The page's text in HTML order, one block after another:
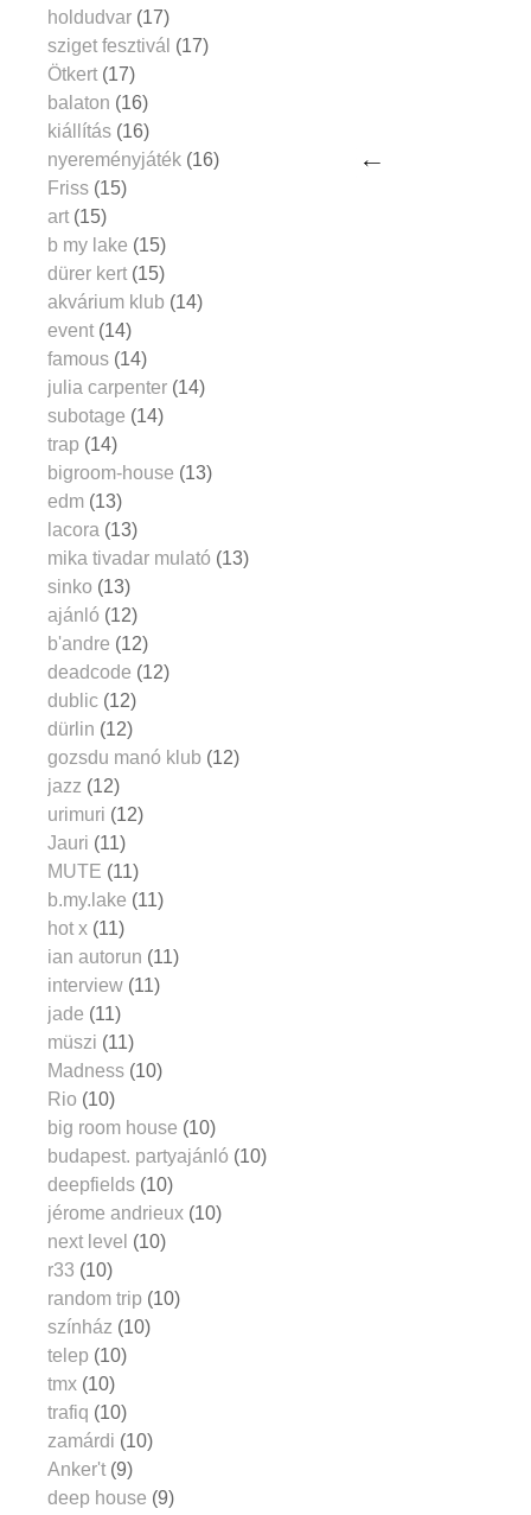
holdudvar (17)
sziget fesztivál (17)
Ötkert (17)
balaton (16)
kiállítás (16)
nyereményjáték (16)
Friss (15)
art (15)
b my lake (15)
dürer kert (15)
akvárium klub (14)
event (14)
famous (14)
julia carpenter (14)
subotage (14)
trap (14)
bigroom-house (13)
edm (13)
lacora (13)
mika tivadar mulató (13)
sinko (13)
ajánló (12)
b'andre (12)
deadcode (12)
dublic (12)
dürlin (12)
gozsdu manó klub (12)
jazz (12)
urimuri (12)
Jauri (11)
MUTE (11)
b.my.lake (11)
hot x (11)
ian autorun (11)
interview (11)
jade (11)
müszi (11)
Madness (10)
Rio (10)
big room house (10)
budapest. partyajánló (10)
deepfields (10)
jérome andrieux (10)
next level (10)
r33 (10)
random trip (10)
színház (10)
telep (10)
tmx (10)
trafiq (10)
zamárdi (10)
Anker't (9)
deep house (9)